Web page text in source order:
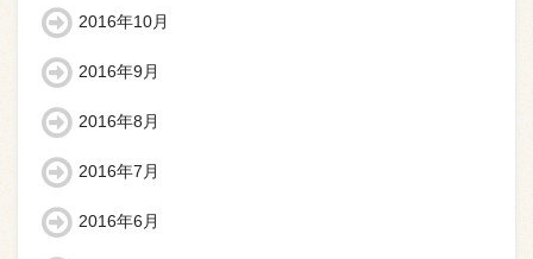
2016年10月
2016年9月
2016年8月
2016年7月
2016年6月